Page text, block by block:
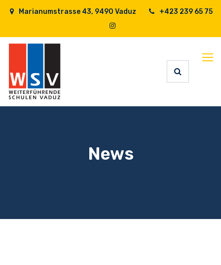
Marianumstrasse 43, 9490 Vaduz +423 239 65 75
News